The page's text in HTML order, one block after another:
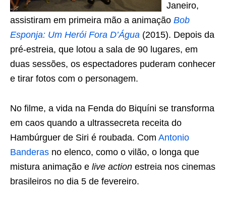
Janeiro,
assistiram em primeira mão a animação Bob
Esponja: Um Herói Fora D’Água (2015). Depois da
pré-estreia, que lotou a sala de 90 lugares, em
duas sessões, os espectadores puderam conhecer
e tirar fotos com o personagem.
No filme, a vida na Fenda do Biquíni se transforma
em caos quando a ultrassecreta receita do
Hambúrguer de Siri é roubada. Com Antonio
Banderas no elenco, como o vilão, o longa que
mistura animação e live action estreia nos cinemas
brasileiros no dia 5 de fevereiro.